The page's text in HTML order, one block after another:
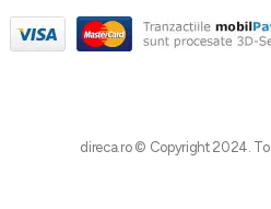
direca.ro © Copyright 2024.